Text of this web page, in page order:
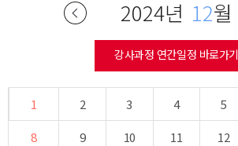
2024년 12월
강사과정 연간일정 바로가기
1 2 3 4 5
8
9 10 11 12